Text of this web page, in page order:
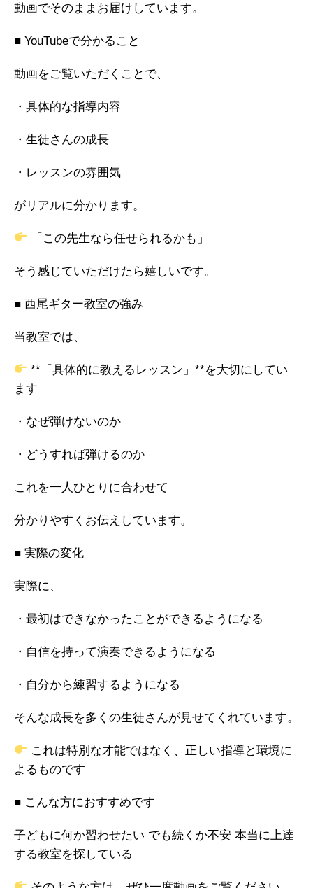
動画でそのままお届けしています。
■ YouTubeで分かること
動画をご覧いただくことで、
・具体的な指導内容
・生徒さんの成長
・レッスンの雰囲気
がリアルに分かります。
「この先生なら任せられるかも」
そう感じていただけたら嬉しいです。
■ 西尾ギター教室の強み
当教室では、
**「具体的に教えるレッスン」**を大切にしてい
ます
・なぜ弾けないのか
・どうすれば弾けるのか
これを一人ひとりに合わせて
分かりやすくお伝えしています。
■ 実際の変化
実際に、
・最初はできなかったことができるようになる
・自信を持って演奏できるようになる
・自分から練習するようになる
そんな成長を多くの生徒さんが見せてくれています。
これは特別な才能ではなく、正しい指導と環境に
よるものです
■ こんな方におすすめです
子どもに何か習わせたい でも続くか不安 本当に上達
する教室を探している